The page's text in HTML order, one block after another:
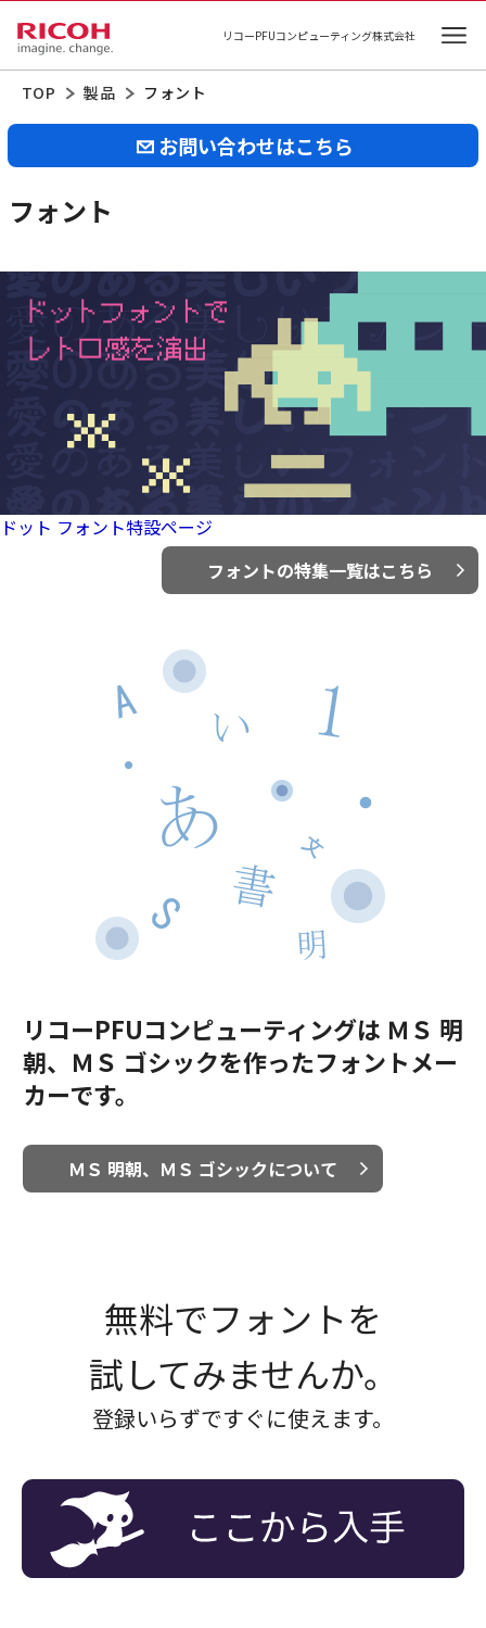
リコーPFUコンピューティング株式会社
TOP 製品 フォント
お問い合わせはこちら
フォント
ドット フォント特設ページ
フォントの特集一覧はこちら
リコーPFUコンピューティングは ＭＳ 明
朝、ＭＳ ゴシックを作ったフォントメー
カーです。
ＭＳ 明朝、ＭＳ ゴシックについて
無料でフォントを
試してみませんか。
登録いらずですぐに使えます。